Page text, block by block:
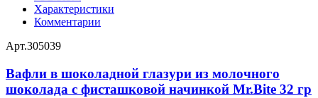
Характеристики
Комментарии
Арт.305039
Вафли в шоколадной глазури из молочного
шоколада с фисташковой начинкой Mr.Bite 32 гр